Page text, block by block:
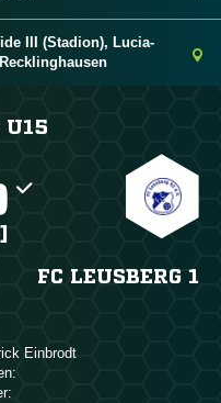
III (Stadion), Lucia-
U15
FC LEUSBERG 1
